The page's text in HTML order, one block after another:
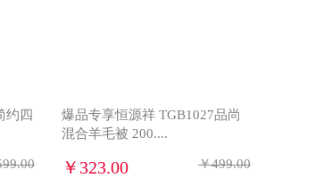
约四
爆品专享恒源祥 TGB1027品尚
混合羊毛被 200....
￥323.00 ￥499.00